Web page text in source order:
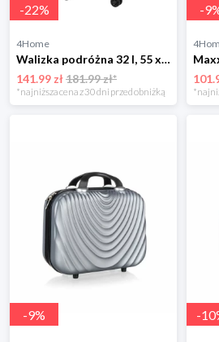
-22%
4Home
Walizka podróżna 32 l, 55 x 35 x 21,5 cm 4-Home
141.99 zł181.99 zł*
*najniższa cena z 30 dni przed obniżką
-9
-9% -10